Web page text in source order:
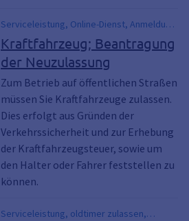
Serviceleistung, Online-Dienst, Anmeldung
Auto, Anmeldung Kfz, Anmeldung PkW,
Auto melden, Fahrzeug anmelden,
Fahrzeughalter, Kennzeichen, Kfz-
Neuzulassung, Kraftfahrzeug anmelden,
Auto anmelden, Kraftfahrzeug zulassen,
Auto zulassen, Zulassung Auto, Zulassung
Pkw, Neuzulassung, Neuzulassung,
Zulassung, Nummernschild,
Nummernschilder, Wagen,
Wunschkennzeichen, zulassen, Zulassung,
Zulassung Kraftfahrzeug, Auto
Kraftfahrzeug; Beantragung
der Neuzulassung
Zum Betrieb auf öffentlichen Straßen
müssen Sie Kraftfahrzeuge zulassen.
Dies erfolgt aus Gründen der
Verkehrssicherheit und zur Erhebung
der Kraftfahrzeugsteuer, sowie um
den Halter oder Fahrer feststellen zu
können.
Serviceleistung, oldtimer zulassen,